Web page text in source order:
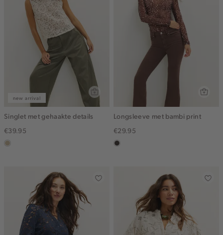
new arrival
Singlet met gehaakte details
€39.95
lichtzand
Longsleeve met bambi print
€29.95
choco